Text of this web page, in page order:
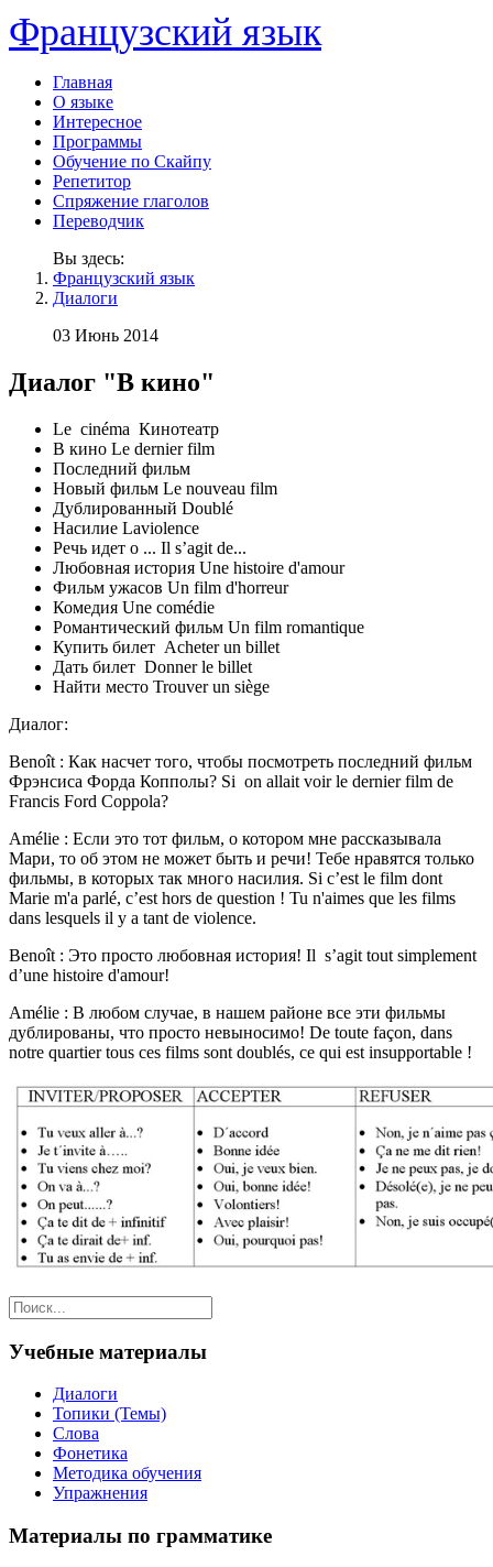
Французский язык
Главная
О языке
Интересное
Программы
Обучение по Скайпу
Репетитор
Спряжение глаголов
Переводчик
Вы здесь:
Французский язык
Диалоги
03 Июнь 2014
Диалог "В кино"
Le cinéma Кинотеатр
В кино Le dernier film
Последний фильм
Новый фильм Le nouveau film
Дублированный Doublé
Насилие Laviolence
Речь идет о ... Il s’agit de...
Любовная история Une histoire d'amour
Фильм ужасов Un film d'horreur
Комедия Une comédie
Романтический фильм Un film romantique
Купить билет Acheter un billet
Дать билет Donner le billet
Найти место Trouver un siège
Диалог:
Benoît : Как насчет того, чтобы посмотреть последний фильм
Фрэнсиса Форда Копполы? Si on allait voir le dernier film de
Francis Ford Coppola?
Amélie : Если это тот фильм, о котором мне рассказывала
Мари, то об этом не может быть и речи! Тебе нравятся только
фильмы, в которых так много насилия. Si c’est le film dont
Marie m'a parlé, c’est hors de question ! Tu n'aimes que les films
dans lesquels il y a tant de violence.
Benoît : Это просто любовная история! Il s’agit tout simplement
d’une histoire d'amour!
Amélie : В любом случае, в нашем районе все эти фильмы
дублированы, что просто невыносимо! De toute façon, dans
notre quartier tous ces films sont doublés, ce qui est insupportable !
Учебные материалы
Диалоги
Топики (Темы)
Слова
Фонетика
Методика обучения
Упражнения
Материалы по грамматике